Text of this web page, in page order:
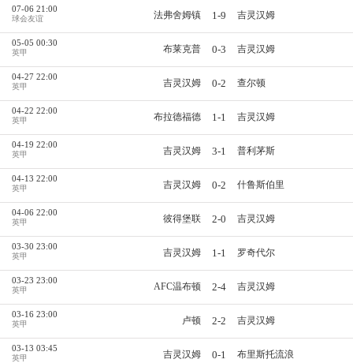
07-06 21:00
球会友谊 法弗舍姆镇 1-9 吉灵汉姆
05-05 00:30
英甲 布莱克普 0-3 吉灵汉姆
04-27 22:00
英甲 吉灵汉姆 0-2 查尔顿
04-22 22:00
英甲 布拉德福德 1-1 吉灵汉姆
04-19 22:00
英甲 吉灵汉姆 3-1 普利茅斯
04-13 22:00
英甲 吉灵汉姆 0-2 什鲁斯伯里
04-06 22:00
英甲 彼得堡联 2-0 吉灵汉姆
03-30 23:00
英甲 吉灵汉姆 1-1 罗奇代尔
03-23 23:00
英甲 AFC温布顿 2-4 吉灵汉姆
03-16 23:00
英甲 卢顿 2-2 吉灵汉姆
03-13 03:45
英甲 吉灵汉姆 0-1 布里斯托流浪